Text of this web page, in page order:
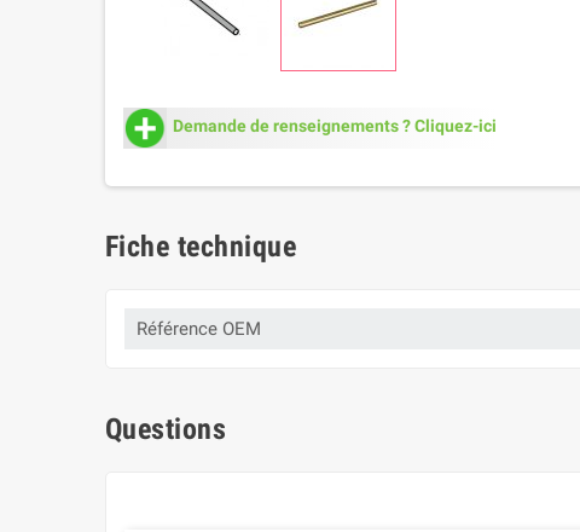
Demande de renseignements ? Cliquez-ici
Fiche technique
Référence OEM
Questions